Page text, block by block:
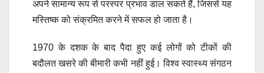
अपने सामान्य रूप से परस्पर प्रभाव डाल सकते हैं, जिससे यह
मस्तिष्क को संक्रमित करने में सफल हो जाता है।
1970 के दशक के बाद पैदा हुए कई लोगों को टीकों की
बदौलत खसरे की बीमारी कभी नहीं हुई। विश्व स्वास्थ्य संगठन